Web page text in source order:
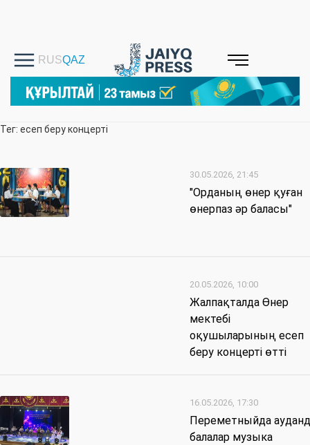
Тег: есеп беру концерті
30.05.2026, 21:45
"Орданың өнер қуған
өнерпаз әр баласы"
20.05.2026, 10:00
Жалпақталда Өнер
мектебі
оқушыларының есеп
беру концерті өтті
16.05.2026, 17:30
Переметныйда
балалар музыка